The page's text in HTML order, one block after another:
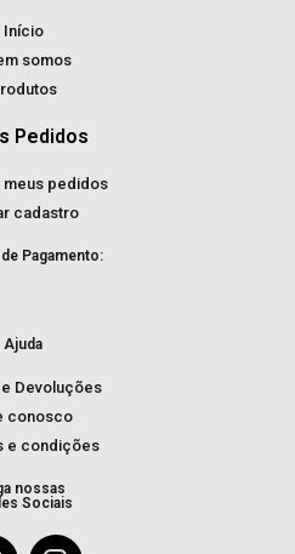
Início
somos
Pedidos
meus pedidos
cadastro
Pagamento:
Ajuda
Devoluções
conosco
e condições
nossas
Sociais